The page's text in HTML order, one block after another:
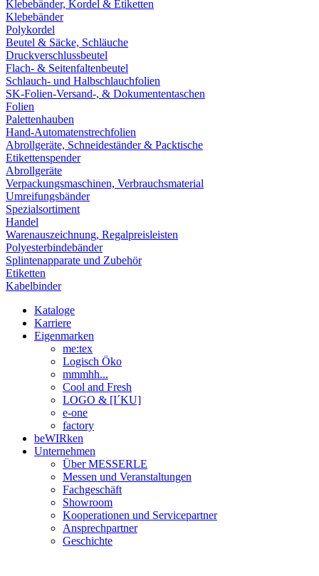
Klebebänder, Kordel & Etiketten
Klebebänder
Polykordel
Beutel & Säcke, Schläuche
Druckverschlussbeutel
Flach- & Seitenfaltenbeutel
Schlauch- und Halbschlauchfolien
SK-Folien-Versand-, & Dokumententaschen
Folien
Palettenhauben
Hand-Automatenstrechfolien
Abrollgeräte, Schneideständer & Packtische
Etikettenspender
Abrollgeräte
Verpackungsmaschinen, Verbrauchsmaterial
Umreifungsbänder
Spezialsortiment
Handel
Warenauszeichnung, Regalpreisleisten
Polyesterbindebänder
Splintenapparate und Zubehör
Etiketten
Kabelbinder
Kataloge
Karriere
Eigenmarken
me:tex
Logisch Öko
mmmhh...
Cool and Fresh
LOGO & [I´KU]
e-one
factory
beWIRken
Unternehmen
Über MESSERLE
Messen und Veranstaltungen
Fachgeschäft
Showroom
Kooperationen und Servicepartner
Ansprechpartner
Geschichte